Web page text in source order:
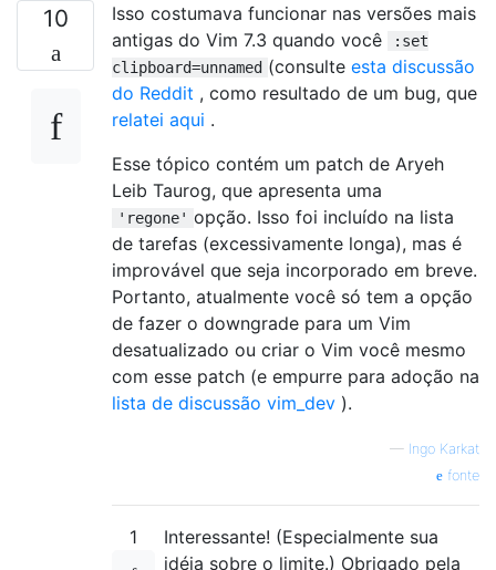
10
Isso costumava funcionar nas versões mais
antigas do Vim 7.3 quando você
:set
clipboard=unnamed (consulte esta discussão
do Reddit , como resultado de um bug, que
relatei aqui .
Esse tópico contém um patch de Aryeh
Leib Taurog, que apresenta uma
'regone' opção. Isso foi incluído na lista
de tarefas (excessivamente longa), mas é
improvável que seja incorporado em breve.
Portanto, atualmente você só tem a opção
de fazer o downgrade para um Vim
desatualizado ou criar o Vim você mesmo
com esse patch (e empurre para adoção na
lista de discussão vim_dev ).
— Ingo Karkat
fonte
1
Interessante! (Especialmente sua
idéia sobre o limite.) Obrigado pela